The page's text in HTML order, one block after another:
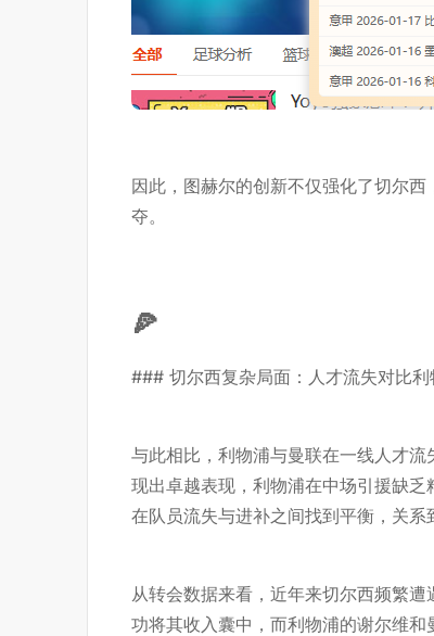
因此，图赫尔的创新不仅强化了切尔
夺。
🍕
### 切尔西复杂局面：人才流失对比
与此相比，利物浦与曼联在一线人才
现出卓越表现，利物浦在中场引援缺
在队员流失与进补之间找到平衡，关系
从转会数据来看，近年来切尔西频繁
功将其收入囊中，而利物浦的谢尔维